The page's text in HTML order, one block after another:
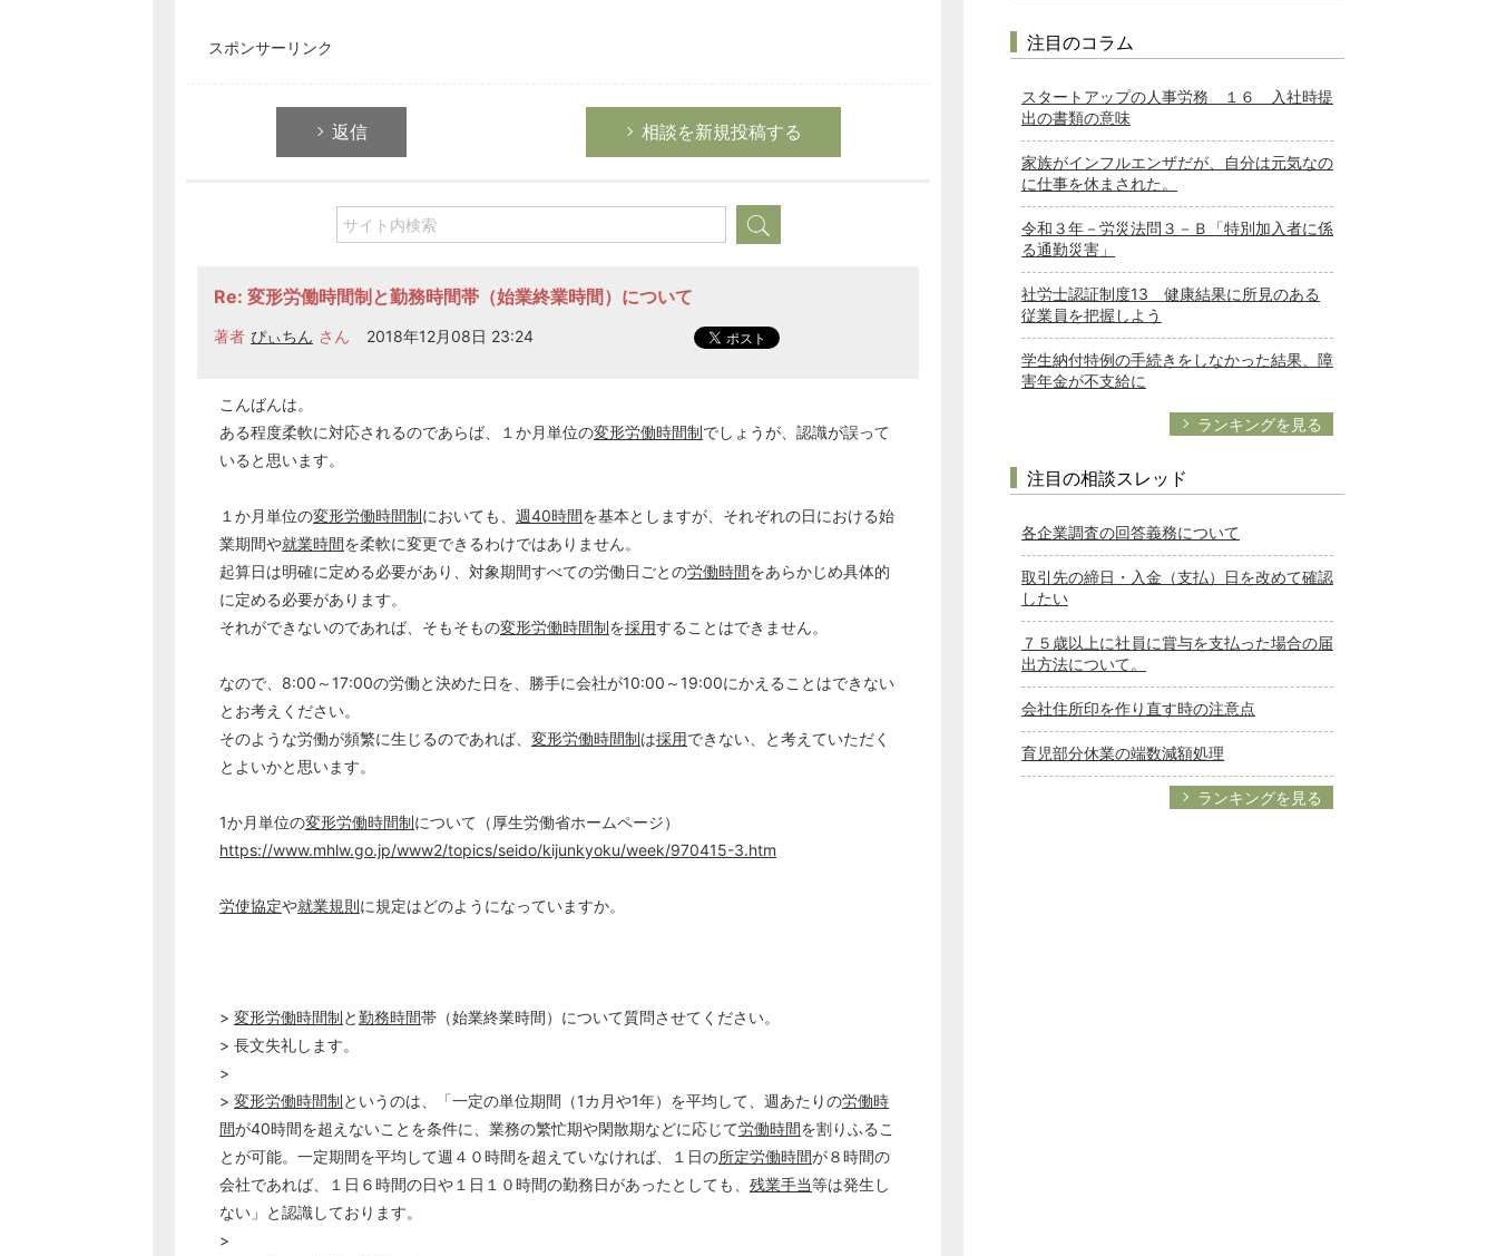
スポンサーリンク
返信 相談を新規投稿する
Re: 変形労働時間制と勤務時間帯（始業終業時間）について
著者 ぴぃちん さん 2018年12月08日 23:24
こんばんは。
ある程度柔軟に対応されるのであらば、１か月単位の変形労働時間制でしょうが、認識が誤って
いると思います。
１か月単位の変形労働時間制においても、 週40時間を基本としますが、それぞれの日における始
業期間や就業時間を柔軟に変更できるわけではありません。
起算日は明確に定める必要があり、対象期間すべての労働日ごとの労働時間をあらかじめ具体的
に定める必要があります。
それができないのであれば、そもそもの変形労働時間制を採用することはできません。
なので、8:00～17:00の労働と決めた日を、勝手に会社が10:00～19:00にかえることはできない
とお考えください。
そのような労働が頻繁に生じるのであれば、 変形労働時間制は採用できない、と考えていただく
とよいかと思います。
1か月単位の変形労働時間制について（厚生労働省ホームページ）
https://www.mhlw.go.jp/www2/topics/seido/kijunkyoku/week/970415-3.htm
労使協定や就業規則に規定はどのようになっていますか。
> 変形労働時間制と勤務時間帯（始業終業時間）について質問させてください。
> 長文失礼します。
>
> 変形労働時間制というのは、「一定の単位期間（1カ月や1年）を平均して、週あたりの労働時
間が40時間を超えないことを条件に、業務の繁忙期や閑散期などに応じて労働時間を割りふるこ
とが可能。一定期間を平均して週４０時間を超えていなければ、１日の所定労働時間が８時間の
会社であれば、１日６時間の日や１日１０時間の勤務日があったとしても、 残業手当等は発生し
ない」と認識しております。
>
どのカテゴリーに投稿しますか？
選択してください
総務の給湯室
注目のコラム
スタートアップの人事労務 １６ 入社時提
出の書類の意味
家族がインフルエンザだが、自分は元気なの
に仕事を休まされた。
令和３年－労災法問３－Ｂ「特別加入者に係
る通勤災害」
社労士認証制度13 健康結果に所見のある
従業員を把握しよう
学生納付特例の手続きをしなかった結果、障
害年金が不支給に
ランキングを見る
注目の相談スレッド
各企業調査の回答義務について
取引先の締日・入金（支払）日を改めて確認
したい
７５歳以上に社員に賞与を支払った場合の届
出方法について。
会社住所印を作り直す時の注意点
育児部分休業の端数減額処理
ランキングを見る